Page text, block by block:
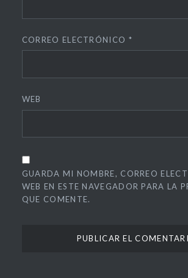
CORREO ELECTRÓNICO *
WEB
GUARDA MI NOMBRE, CORREO
WEB EN ESTE NAVEGADOR PARA LA
QUE COMENTE.